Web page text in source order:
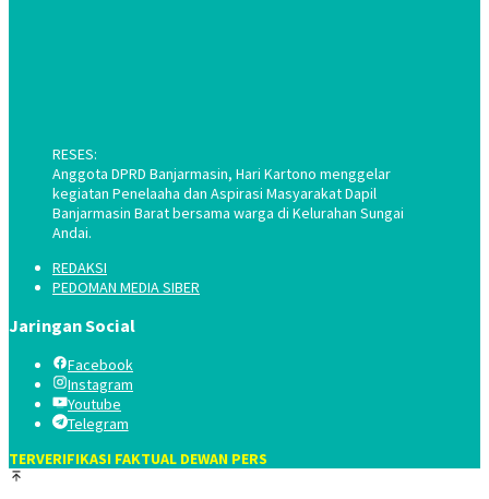
RESES:
Anggota DPRD Banjarmasin, Hari Kartono menggelar
kegiatan Penelaaha dan Aspirasi Masyarakat Dapil
Banjarmasin Barat bersama warga di Kelurahan Sungai
Andai.
REDAKSI
PEDOMAN MEDIA SIBER
Jaringan Social
Facebook
Instagram
Youtube
Telegram
TERVERIFIKASI FAKTUAL DEWAN PERS